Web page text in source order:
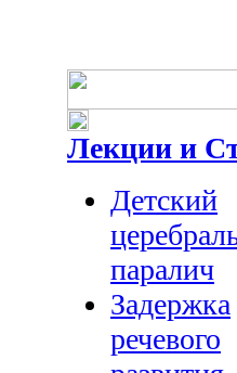
Лекции и
Детский
паралич
Задержка
речевого